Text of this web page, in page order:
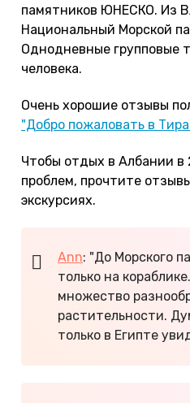
памятников ЮНЕСКО. Из
Национальный Морской
Однодневные групповые
человека.
Очень хорошие отзывы
"Добро пожаловать в
Чтобы отдых в Албании в
проблем, прочтите
экскурсиях.
Ann: "До Морского
только на
множество
растительности.
только в Египте